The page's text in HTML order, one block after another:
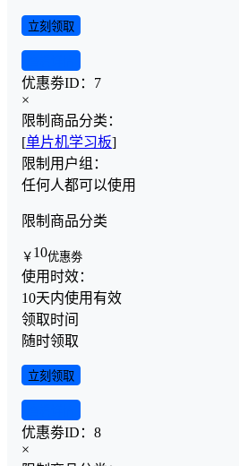
立刻领取
优惠劵ID： 7
×
限制商品分类：
[单片机学习板]
限制用户组：
任何人都可以使用
限制商品分类
￥ 10优惠劵
使用时效：
10天内使用有效
领取时间
随时领取
立刻领取
优惠劵ID： 8
×